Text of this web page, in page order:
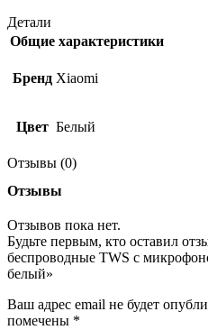
Детали
Общие характеристики
Бренд Xiaomi
Цвет Белый
Отзывы (0)
Отзывы
Отзывов пока нет.
Будьте первым, кто оставил
беспроводные TWS с
белый»
Ваш адрес email не будет
помечены *